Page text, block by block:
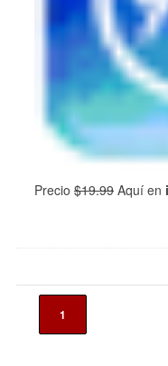
Precio $19.99 Aquí en
1